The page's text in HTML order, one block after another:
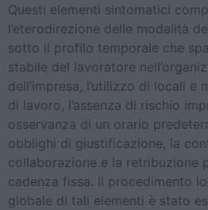
Questi elementi sintomatici
l’eterodirezione delle modalità
sotto il profilo temporale che
stabile del lavoratore
dell’impresa, l’utilizzo di locali
di lavoro, l’assenza di rischio
osservanza di un orario
obblighi di giustificazione, la
collaborazione e la retribuzione
cadenza fissa. Il procedimento
globale di tali elementi è stato